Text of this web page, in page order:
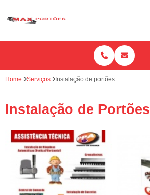
Home Serviços Instalação de portões
Instalação de Portões